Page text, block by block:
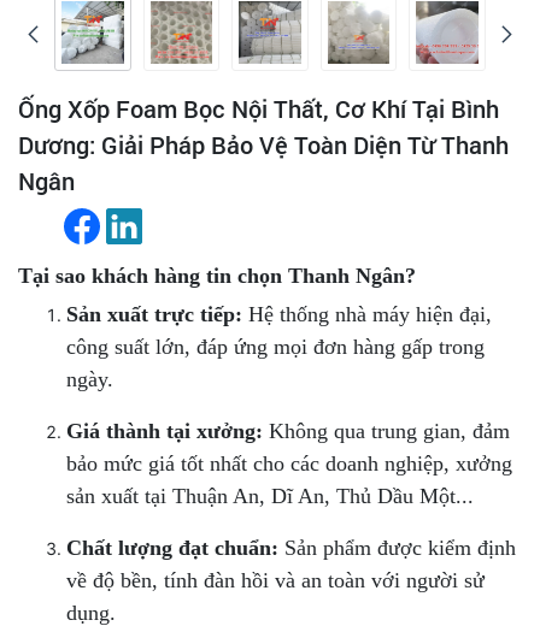
Ống Xốp Foam Bọc Nội Thất, Cơ Khí Tại Bình
Dương: Giải Pháp Bảo Vệ Toàn Diện Từ Thanh
Ngân
Tại sao khách hàng tin chọn Thanh Ngân?
Sản xuất trực tiếp: Hệ thống nhà máy hiện đại,
công suất lớn, đáp ứng mọi đơn hàng gấp trong
ngày.
Giá thành tại xưởng: Không qua trung gian, đảm
bảo mức giá tốt nhất cho các doanh nghiệp, xưởng
sản xuất tại Thuận An, Dĩ An, Thủ Dầu Một...
Chất lượng đạt chuẩn: Sản phẩm được kiểm định
về độ bền, tính đàn hồi và an toàn với người sử
dụng.